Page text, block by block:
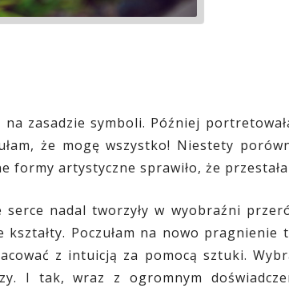
zasadzie symboli. Później
że mogę wszystko! Niestety
formy artystyczne sprawiło, że
nadal tworzyły w wyobraźni
Poczułam na nowo pragnienie
z intuicją za pomocą sztuki.
I tak, wraz z ogromnym